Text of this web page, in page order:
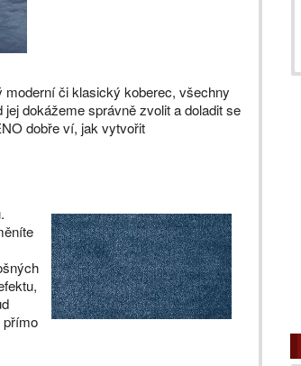
či klasický koberec, všechny
dokážeme správně zvolit a doladit se
dobře ví, jak vytvořit
přímo